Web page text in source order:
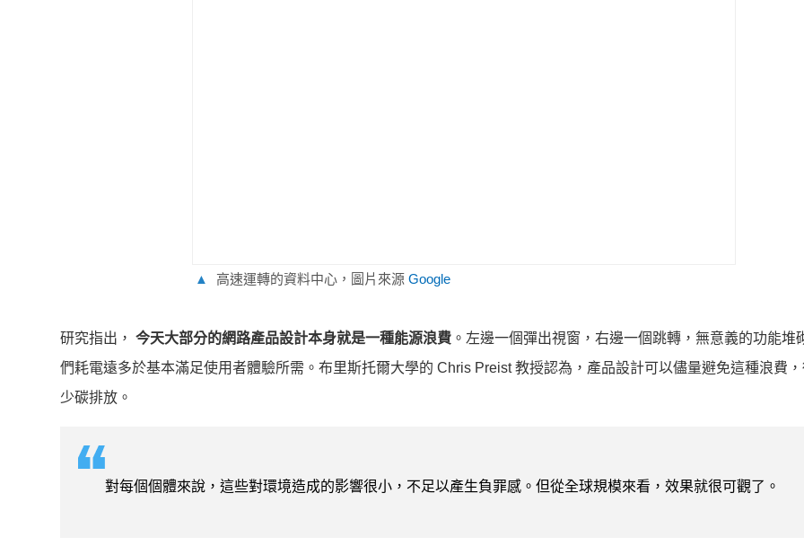
▲ 高速運轉的資料中心，圖片來源 Google
研究指出， 今天大部分的網路產品設計本身就是一種能源浪費 。左邊一個彈出視窗，右邊一個跳轉，無意義的功能堆
們耗電遠多於基本滿足使用者體驗所需。布里斯托爾大學的 Chris Preist 教授認為，產品設計可以儘量避免這種浪費
少碳排放。
對每個個體來說，這些對環境造成的影響很小，不足以產生負罪感。但從全球規模來看，效果就很可觀了。